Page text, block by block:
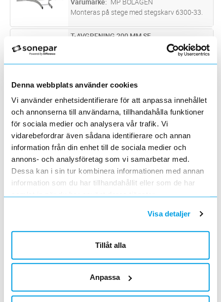
Denna webbplats använder cookies
Vi använder enhetsidentifierare för att anpassa innehållet
och annonserna till användarna, tillhandahålla funktioner
för sociala medier och analysera vår trafik. Vi
vidarebefordrar även sådana identifierare och annan
information från din enhet till de sociala medier och
annons- och analysföretag som vi samarbetar med.
Dessa kan i sin tur kombinera informationen med annan
information som du har tillhandahållit eller som de har
samlat in när du har använt deras tjänster.
Visa detaljer
Tillåt alla
Anpassa
Varumärke
MP BOLAGEN
Monteras på stege med stegskarv 6300-33.
ST Lägg i kundvagn
T-AVGRENING 200 MM SF
Monteras på stege med stegskarv 6300-48.
T-AVGRENING 300 MM RF
ArtNr 1116168
Varumärke MP BOLAGEN
Monteras på stege med stegskarv 6300-33.
ST Lägg i kundvagn
T-AVGRENING 300 MM SF
ArtNr
1116169
Varumärke
Monteras på stege med stegskarv 6300-48.
T-AVGRENING 400 MM RF
Monteras på stege med stegskarv 6300-33.
ST Lägg i kundvagn
ArtNr 1116171
Varumärke MP BOLAGEN